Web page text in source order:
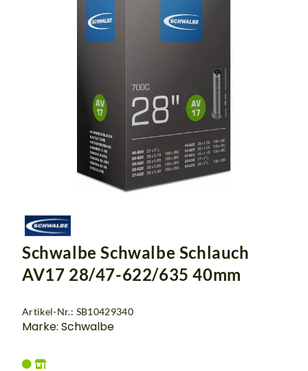
Schwalbe Schwalbe Schlauch
AV17 28/47-622/635 40mm
Artikel-Nr.: SB10429340
Marke: Schwalbe